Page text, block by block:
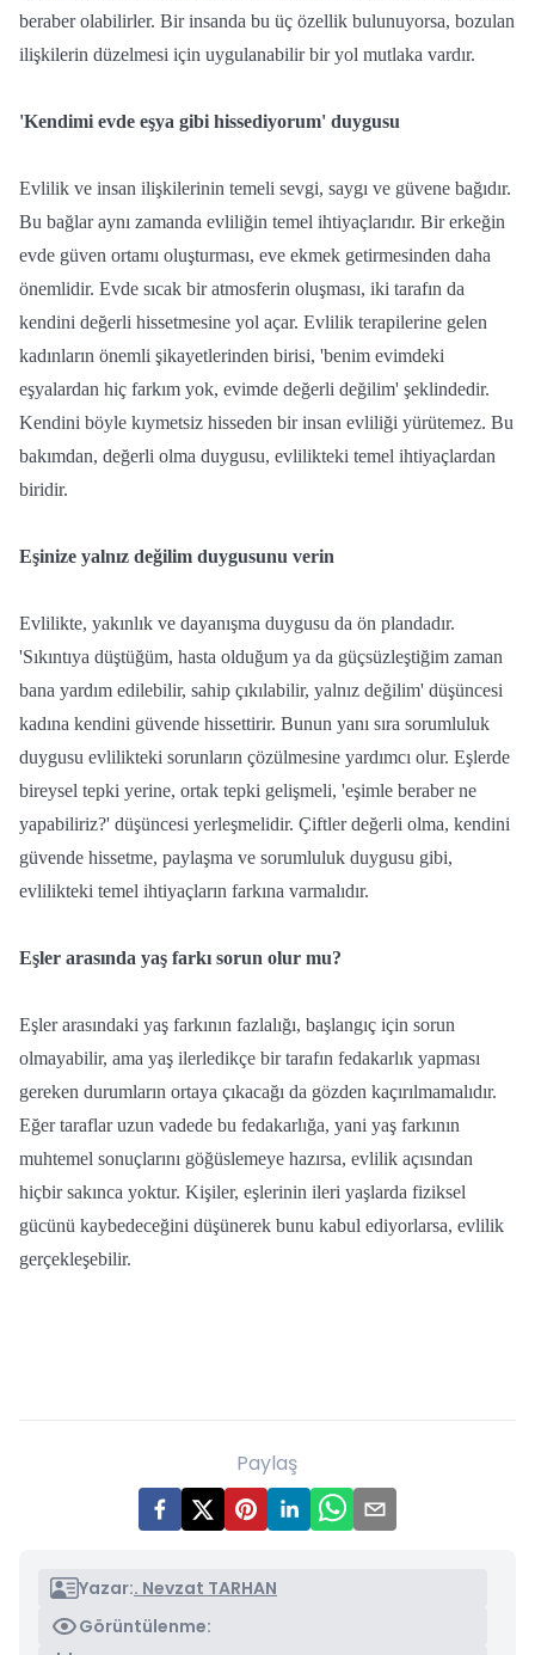
beraber olabilirler. Bir insanda bu üç özellik bulunuyorsa, bozulan
ilişkilerin düzelmesi için uygulanabilir bir yol mutlaka vardır.
'Kendimi evde eşya gibi hissediyorum' duygusu
Evlilik ve insan ilişkilerinin temeli sevgi, saygı ve güvene bağıdır.
Bu bağlar aynı zamanda evliliğin temel ihtiyaçlarıdır. Bir erkeğin
evde güven ortamı oluşturması, eve ekmek getirmesinden daha
önemlidir. Evde sıcak bir atmosferin oluşması, iki tarafın da
kendini değerli hissetmesine yol açar. Evlilik terapilerine gelen
kadınların önemli şikayetlerinden birisi, 'benim evimdeki
eşyalardan hiç farkım yok, evimde değerli değilim' şeklindedir.
Kendini böyle kıymetsiz hisseden bir insan evliliği yürütemez. Bu
bakımdan, değerli olma duygusu, evlilikteki temel ihtiyaçlardan
biridir.
Eşinize yalnız değilim duygusunu verin
Evlilikte, yakınlık ve dayanışma duygusu da ön plandadır.
'Sıkıntıya düştüğüm, hasta olduğum ya da güçsüzleştiğim zaman
bana yardım edilebilir, sahip çıkılabilir, yalnız değilim' düşüncesi
kadına kendini güvende hissettirir. Bunun yanı sıra sorumluluk
duygusu evlilikteki sorunların çözülmesine yardımcı olur. Eşlerde
bireysel tepki yerine, ortak tepki gelişmeli, 'eşimle beraber ne
yapabiliriz?' düşüncesi yerleşmelidir. Çiftler değerli olma, kendini
güvende hissetme, paylaşma ve sorumluluk duygusu gibi,
evlilikteki temel ihtiyaçların farkına varmalıdır.
Eşler arasında yaş farkı sorun olur mu?
Eşler arasındaki yaş farkının fazlalığı, başlangıç için sorun
olmayabilir, ama yaş ilerledikçe bir tarafın fedakarlık yapması
gereken durumların ortaya çıkacağı da gözden kaçırılmamalıdır.
Eğer taraflar uzun vadede bu fedakarlığa, yani yaş farkının
muhtemel sonuçlarını göğüslemeye hazırsa, evlilik açısından
hiçbir sakınca yoktur. Kişiler, eşlerinin ileri yaşlarda fiziksel
gücünü kaybedeceğini düşünerek bunu kabul ediyorlarsa, evlilik
gerçekleşebilir.
Paylaş
Yazar:. Nevzat TARHAN
Görüntülenme: